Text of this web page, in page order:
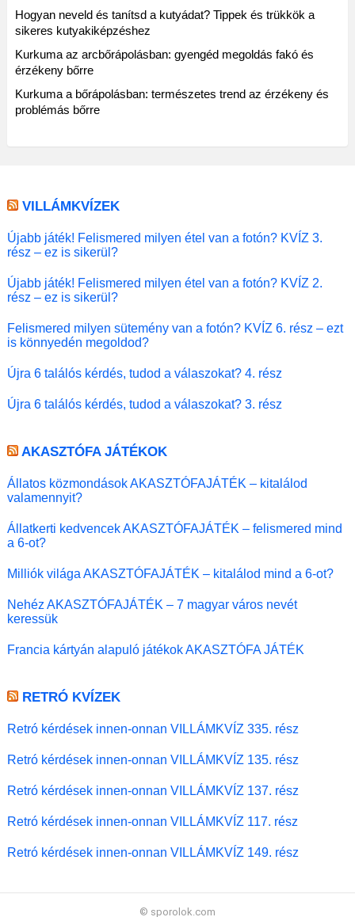
Hogyan neveld és tanítsd a kutyádat? Tippek és trükkök a
sikeres kutyakiképzéshez
Kurkuma az arcbőrápolásban: gyengéd megoldás fakó és
érzékeny bőrre
Kurkuma a bőrápolásban: természetes trend az érzékeny és
problémás bőrre
VILLÁMKVÍZEK
Újabb játék! Felismered milyen étel van a fotón? KVÍZ 3.
rész – ez is sikerül?
Újabb játék! Felismered milyen étel van a fotón? KVÍZ 2.
rész – ez is sikerül?
Felismered milyen sütemény van a fotón? KVÍZ 6. rész – ezt
is könnyedén megoldod?
Újra 6 találós kérdés, tudod a válaszokat? 4. rész
Újra 6 találós kérdés, tudod a válaszokat? 3. rész
AKASZTÓFA JÁTÉKOK
Állatos közmondások AKASZTÓFAJÁTÉK – kitalálod
valamennyit?
Állatkerti kedvencek AKASZTÓFAJÁTÉK – felismered mind
a 6-ot?
Milliók világa AKASZTÓFAJÁTÉK – kitalálod mind a 6-ot?
Nehéz AKASZTÓFAJÁTÉK – 7 magyar város nevét
keressük
Francia kártyán alapuló játékok AKASZTÓFA JÁTÉK
RETRÓ KVÍZEK
Retró kérdések innen-onnan VILLÁMKVÍZ 335. rész
Retró kérdések innen-onnan VILLÁMKVÍZ 135. rész
Retró kérdések innen-onnan VILLÁMKVÍZ 137. rész
Retró kérdések innen-onnan VILLÁMKVÍZ 117. rész
Retró kérdések innen-onnan VILLÁMKVÍZ 149. rész
© sporolok.com